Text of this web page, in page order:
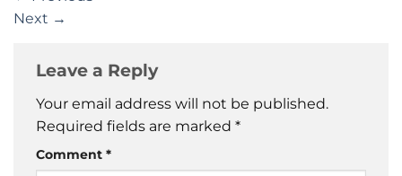
Next →
Leave a Reply
Your email address will not be published.
Required fields are marked *
Comment *